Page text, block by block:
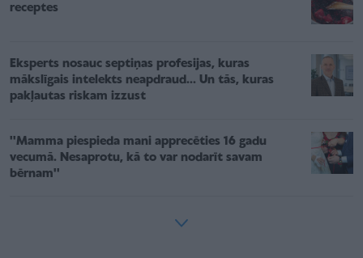
receptes
Eksperts nosauc septiņas profesijas, kuras
mākslīgais intelekts neapdraud... Un tās, kuras
pakļautas riskam izzust
''Mamma piespieda mani apprecēties 16 gadu
vecumā. Nesaprotu, kā to var nodarīt savam
bērnam''